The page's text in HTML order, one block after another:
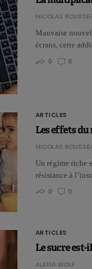
NICOLAS
Mauvaise
écrans, cette
0
0
ARTICLES
Les effets du
NICOLAS
Un régime riche
résistance à
0
0
ARTICLES
Le sucre est-
ALEXIA WOLF